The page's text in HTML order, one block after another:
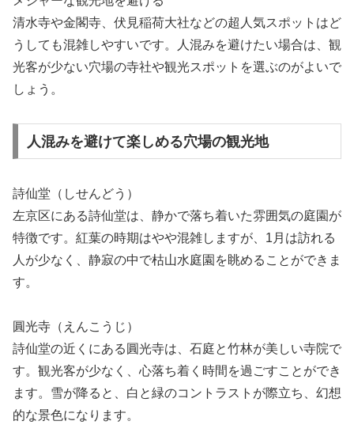
清水寺や金閣寺、伏見稲荷大社などの超人気スポットはど
うしても混雑しやすいです。人混みを避けたい場合は、観
光客が少ない穴場の寺社や観光スポットを選ぶのがよいで
しょう。
人混みを避けて楽しめる穴場の観光地
詩仙堂（しせんどう）
左京区にある詩仙堂は、静かで落ち着いた雰囲気の庭園が
特徴です。紅葉の時期はやや混雑しますが、1月は訪れる
人が少なく、静寂の中で枯山水庭園を眺めることができま
す。
圓光寺（えんこうじ）
詩仙堂の近くにある圓光寺は、石庭と竹林が美しい寺院で
す。観光客が少なく、心落ち着く時間を過ごすことができ
ます。雪が降ると、白と緑のコントラストが際立ち、幻想
的な景色になります。